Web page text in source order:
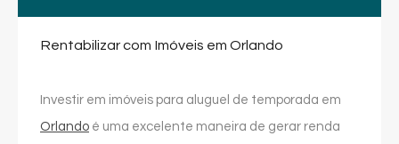
Rentabilizar com Imóveis em Orlando
Investir em imóveis para aluguel de temporada em
Orlando é uma excelente maneira de gerar renda